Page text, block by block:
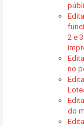
2 e
no
do